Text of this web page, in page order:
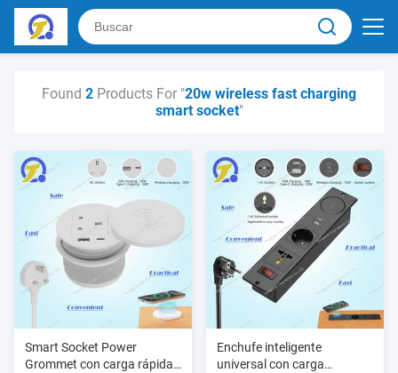
Found 2 Products For "20w wireless fast charging
smart socket"
Smart Socket Power
Grommet con carga rápida
Enchufe inteligente
universal con carga